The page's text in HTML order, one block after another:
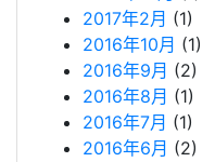
2017年2月 (1)
2016年10月 (1)
2016年9月 (2)
2016年8月 (1)
2016年7月 (1)
2016年6月 (2)